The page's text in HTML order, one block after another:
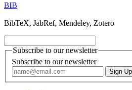
BIB
BibTeX, JabRef, Mendeley, Zotero
Subscribe to our newsletter
Subscribe to our newsletter